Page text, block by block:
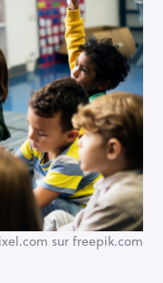
sur freepik.com